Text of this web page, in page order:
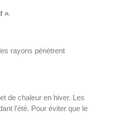
».
rayons pénètrent
de chaleur en hiver. Les
l’été. Pour éviter que le